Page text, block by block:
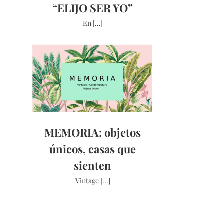
“ELIJO SER YO”
En [...]
MEMORIA: objetos
únicos, casas que
sienten
Vintage [...]